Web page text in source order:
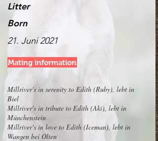
Litter
Born
21. Juni 2021
Mating information
Millriver's in serenity to Edith (Ruby), lebt in
Biel
Millriver's in tribute to Edith (Aki), lebt in
Münchenstein
Millriver's in love to Edith (Iceman), lebt in
Wangen bei Olten